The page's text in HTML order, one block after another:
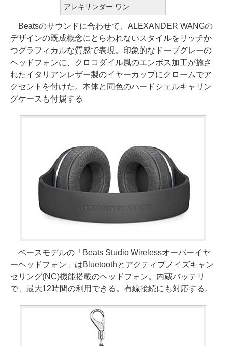
アレキサンダー ワン
Beatsのサウンドに合わせて、ALEXANDER WANGの
デザインの既成概念にとらわれないスタイルをリッチか
つグラフィカルな質感で表現。印象的なドーブグレーの
ヘッドフォンに、クロコダイル風のエンボス加工が施さ
れたイタリアンレザー製のイヤーカップにクロームでア
クセントを付けた。本体と同色のハードシェルキャリン
グケースも付属する
ベースモデルの「Beats Studio Wirelessオーバーイヤ
ーヘッドフォン」はBluetoothとアクティブノイズキャン
セリング(NC)機能搭載のヘッドフォン。内蔵バッテリ
で、最大12時間の利用できる。有線接続にも対応する。